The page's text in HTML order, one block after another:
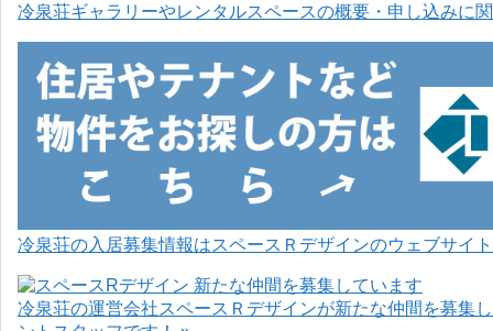
冷泉荘ギャラリーやレンタルスペースの概要・申し込みに
冷泉荘の入居募集情報はスペースＲデザインのウェブサイ
冷泉荘の運営会社スペースＲデザインが新たな仲間を募集